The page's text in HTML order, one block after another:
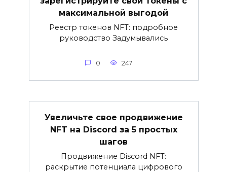
максимальной выгодой
Реестр токенов NFT: подробное
руководство Задумывались
0 247
Увеличьте свое продвижение
NFT на Discord за 5 простых
шагов
Продвижение Discord NFT:
раскрытие потенциала цифрового